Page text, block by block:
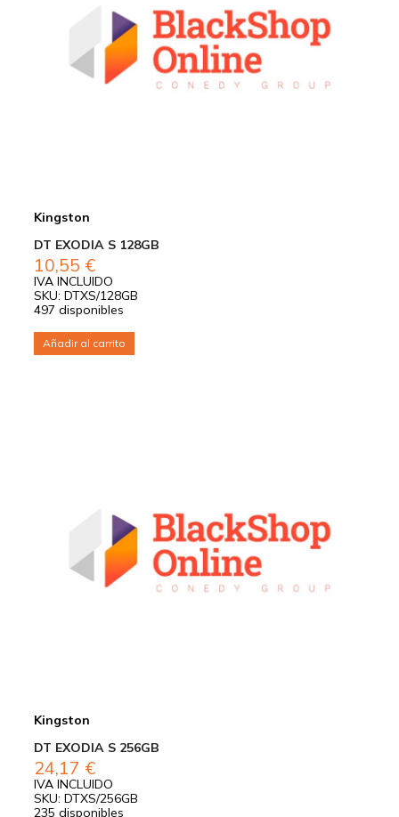
Kingston
DT EXODIA S 128GB
10,55 €
IVA INCLUIDO
SKU: DTXS/128GB
497 disponibles
Añadir al carrito
Kingston
DT EXODIA S 256GB
24,17 €
IVA INCLUIDO
SKU: DTXS/256GB
235 disponibles